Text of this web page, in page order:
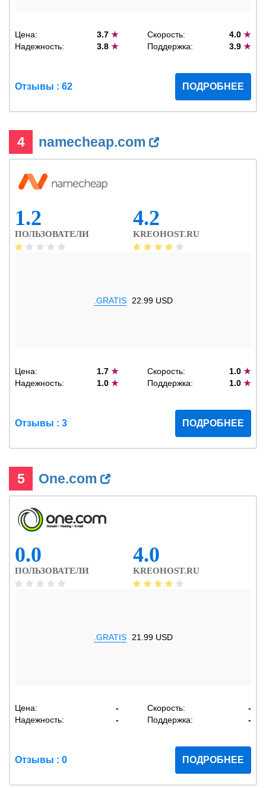
Цена: 3.7★ Скорость: 4.0 ★
Надежность:
3.8★ Поддержка: 3.9 ★
Отзывы : 62 ПОДРОБНЕЕ
4 namecheap.com
1.2
ПОЛЬЗОВАТЕЛИ
4.2
KREOHOST.RU
.GRATIS 22.99 USD
Цена: 1.7★ Скорость: 1.0 ★
Надежность:
1.0★ Поддержка: 1.0 ★
Отзывы : 3 ПОДРОБНЕЕ
5 One.com
0.0
ПОЛЬЗОВАТЕЛИ
4.0
KREOHOST.RU
.GRATIS 21.99 USD
Цена: - Скорость:
-
Надежность:
- Поддержка: -
Отзывы : 0 ПОДРОБНЕЕ